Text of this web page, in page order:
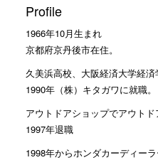
Profile
1966年10月生まれ
京都府京丹後市在住。
久美浜高校、大阪経済大学経
1990年（株）キタガワに就職。
アウトドアショップでアウトド
1997年退職
1998年からホンダカーディー